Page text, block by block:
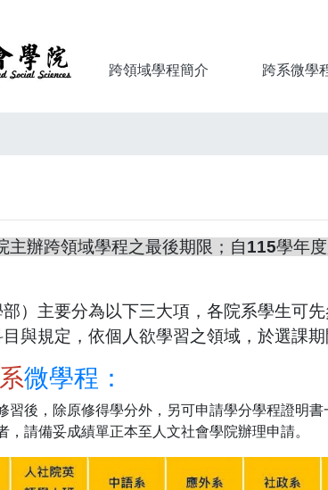
跨領域學程簡介 跨系微學
主辦跨領域學程之最後期限；自115學年
部）主要分為以下三大項，各院系學生可
與規定，依個人欲學習之領域，於選課期
微學程：
習後，除原修得學分外，另可申請學分學程證明書
，請備妥成績單正本至人文社會學院辦理申請。